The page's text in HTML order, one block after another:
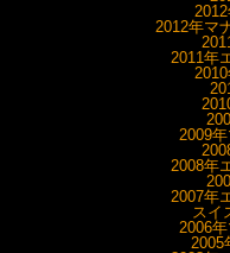
2012年マ
2011年
2009
2008年
2007年
スイ
2006
2005